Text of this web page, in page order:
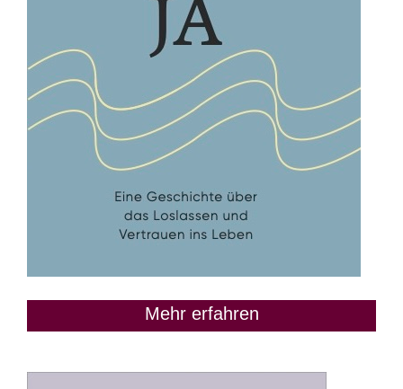
Mehr erfahren